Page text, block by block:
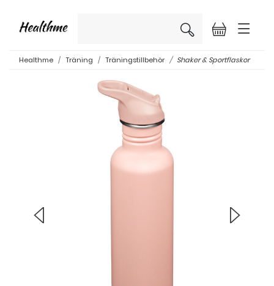
×
Healthme Träning Träningstillbehör Shaker & Sportflaskor